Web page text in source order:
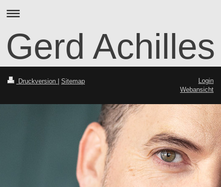
Gerd Achilles
Druckversion Sitemap
Login
Webansicht